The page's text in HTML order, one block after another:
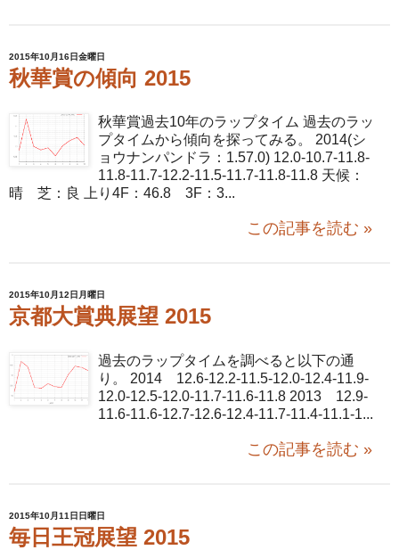
2015年10月16日金曜日
秋華賞の傾向 2015
秋華賞過去10年のラップタイム 過去のラッ
プタイムから傾向を探ってみる。 2014(シ
ョウナンパンドラ：1.57.0) 12.0-10.7-11.8-
11.8-11.7-12.2-11.5-11.7-11.8-11.8 天候：
晴 芝：良 上り4F：46.8 3F：3...
この記事を読む »
2015年10月12日月曜日
京都大賞典展望 2015
過去のラップタイムを調べると以下の通
り。 2014 12.6-12.2-11.5-12.0-12.4-11.9-
12.0-12.5-12.0-11.7-11.6-11.8 2013 12.9-
11.6-11.6-12.7-12.6-12.4-11.7-11.4-11.1-1...
この記事を読む »
2015年10月11日日曜日
毎日王冠展望 2015